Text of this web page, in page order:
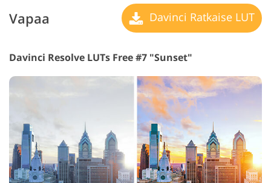
Vapaa Davinci Ratkaise LUT
Davinci Resolve LUTs Free #7 "Sunset"